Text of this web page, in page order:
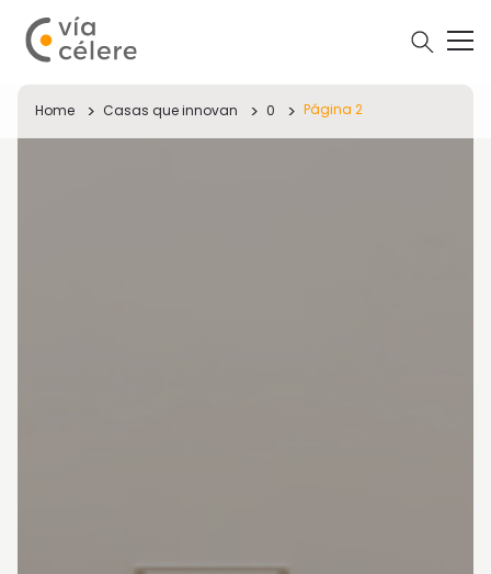
Home Casas que innovan 0 Página 2